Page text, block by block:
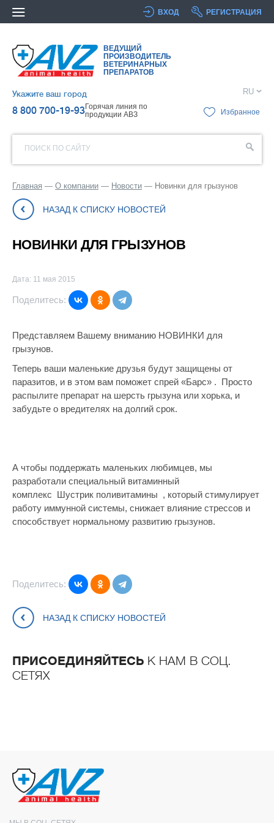
ВХОД РЕГИСТРАЦИЯ
ВЕДУЩИЙ
ПРОИЗВОДИТЕЛЬ
ВЕТЕРИНАРНЫХ
ПРЕПАРАТОВ
Укажите ваш город
8 800 700-19-93Горячая линия по
продукции АВЗ
RU
Избранное
ПОИСК ПО САЙТУ
Главная О компании Новости Новинки для грызунов
НАЗАД К СПИСКУ НОВОСТЕЙ
НОВИНКИ ДЛЯ ГРЫЗУНОВ
Дата: 11 мая 2015
Поделитесь:
Представляем Вашему вниманию НОВИНКИ для
грызунов.
Теперь ваши маленькие друзья будут защищены от
паразитов, и в этом вам поможет спрей «Барс» . Просто
распылите препарат на шерсть грызуна или хорька, и
забудьте о вредителях на долгий срок.
А чтобы поддержать маленьких любимцев, мы
разработали специальный витаминный
комплекс Шустрик поливитамины , который стимулирует
работу иммунной системы, снижает влияние стрессов и
способствует нормальному развитию грызунов.
Поделитесь:
НАЗАД К СПИСКУ НОВОСТЕЙ
ПРИСОЕДИНЯЙТЕСЬ К НАМ В СОЦ.
СЕТЯХ